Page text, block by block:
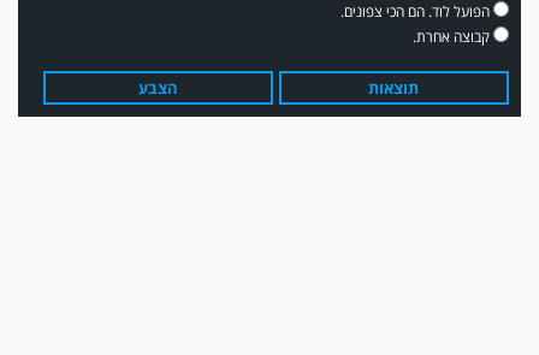
הפועל לוד. הם הכי צפונים.
קבוצה אחרת.
תוצאות הצבע